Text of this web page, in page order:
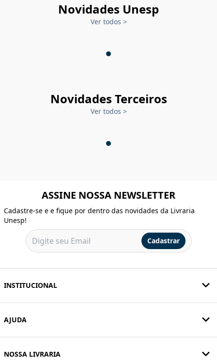
Novidades Unesp
Ver todos >
Novidades Terceiros
Ver todos >
ASSINE NOSSA NEWSLETTER
Cadastre-se e e fique por dentro das novidades da Livraria
Unesp!
Cadastrar
INSTITUCIONAL
AJUDA
NOSSA LIVRARIA